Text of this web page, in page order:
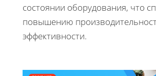
состоянии оборудования, что
повышению
эффективности.